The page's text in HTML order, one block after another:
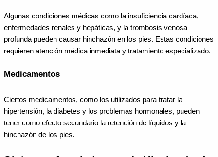
Algunas condiciones médicas como la insuficiencia cardíaca,
enfermedades renales y hepáticas, y la trombosis venosa
profunda pueden causar hinchazón en los pies. Estas condiciones
requieren atención médica inmediata y tratamiento especializado.
Medicamentos
Ciertos medicamentos, como los utilizados para tratar la
hipertensión, la diabetes y los problemas hormonales, pueden
tener como efecto secundario la retención de líquidos y la
hinchazón de los pies.